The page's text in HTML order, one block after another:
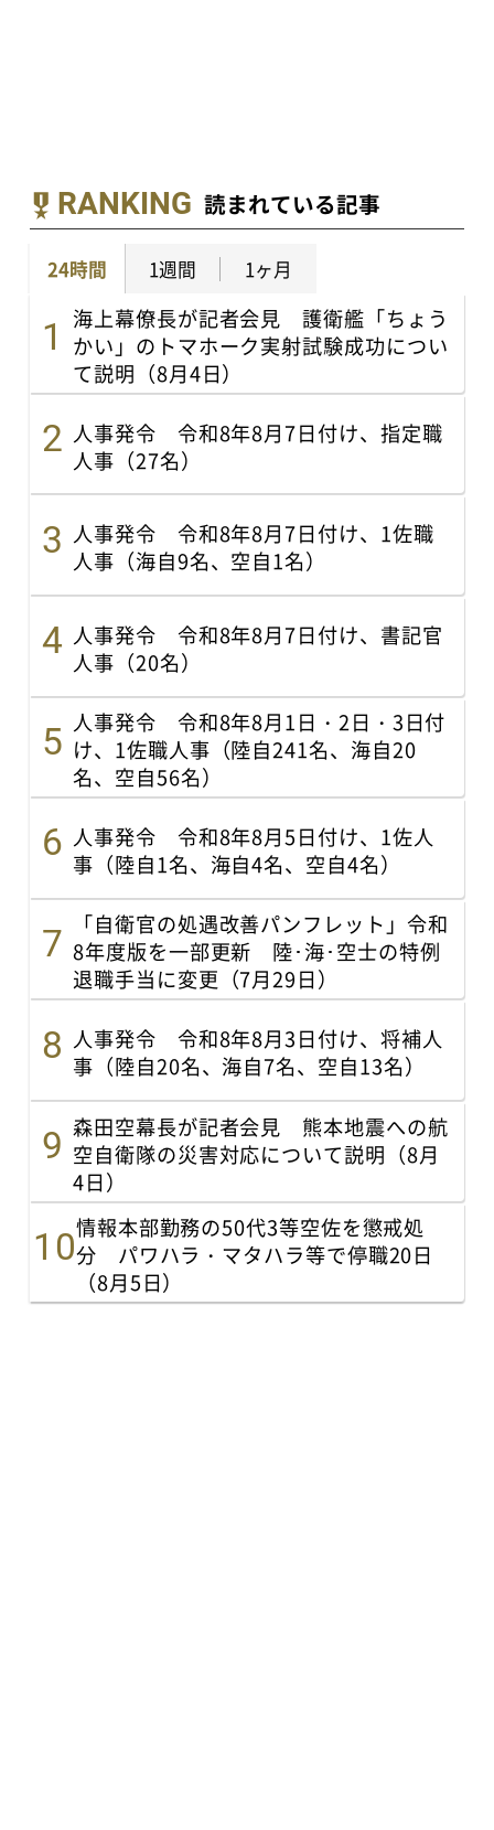
RANKING 読まれている記事
24時間 1週間 1ヶ月
海上幕僚長が記者会見 護衛艦「ちょう
かい」のトマホーク実射試験成功につい
て説明（8月4日）
人事発令 令和8年8月7日付け、指定職
人事（27名）
人事発令 令和8年8月7日付け、1佐職
人事（海自9名、空自1名）
人事発令 令和8年8月7日付け、書記官
人事（20名）
人事発令 令和8年8月1日・2日・3日付
け、1佐職人事（陸自241名、海自20
名、空自56名）
人事発令 令和8年8月5日付け、1佐人
事（陸自1名、海自4名、空自4名）
「自衛官の処遇改善パンフレット」令和
8年度版を一部更新 陸･海･空士の特例
退職手当に変更（7月29日）
人事発令 令和8年8月3日付け、将補人
事（陸自20名、海自7名、空自13名）
森田空幕長が記者会見 熊本地震への航
空自衛隊の災害対応について説明（8月
4日）
情報本部勤務の50代3等空佐を懲戒処
分 パワハラ・マタハラ等で停職20日
（8月5日）